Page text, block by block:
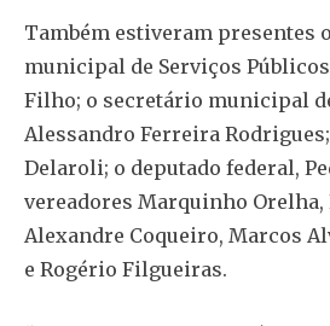
Também estiveram presentes
municipal de Serviços
Filho; o secretário municipal
Alessandro Ferreira
Delaroli; o deputado federal,
vereadores Marquinho Orelha,
Alexandre Coqueiro, Marcos
e Rogério Filgueiras.